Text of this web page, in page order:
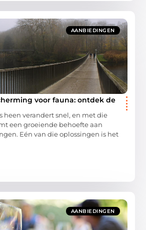
AANBIEDINGEN
voor fauna: ontdek de
heen verandert snel, en met die
een groeiende behoefte aan
Eén van die oplossingen is het
AANBIEDINGEN